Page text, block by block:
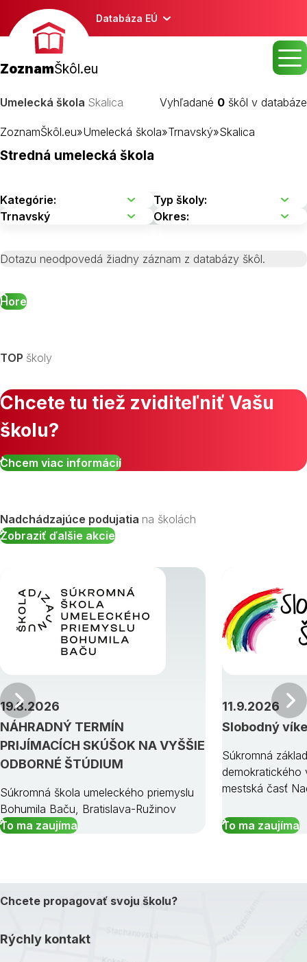
Databáza EÚ
ZoznamŠkôl.eu
Umelecká škola Skalica Vyhľadané 0 škôl v databáze
ZoznamŠkôl.eu»Umelecká škola»Trnavský»Skalica
Stredná umelecká škola
Dotazu neodpovedá žiadny záznam z databázy škôl.
Hore
TOP školy
Chcete tu tiež zviditeľniť Vašu
školu?
Chcem viac informácií
Nadchádzajúce podujatia na školách
Zobraziť ďalšie akcie
NÁHRADNÝ TERMÍN
PRIJÍMACÍCH SKÚŠOK NA VYŠŠIE
ODBORNÉ ŠTÚDIUM
19.8.2026
Súkromná škola umeleckého priemyslu
Bohumila Baču, Bratislava-Ružinov
To ma zaujíma
Slobodný
11.9.2026
Súkromná
demokratického
mestská časť
To ma zaujíma
Predchádzajúci
Chcete propagovať svoju školu?
Rýchly kontakt